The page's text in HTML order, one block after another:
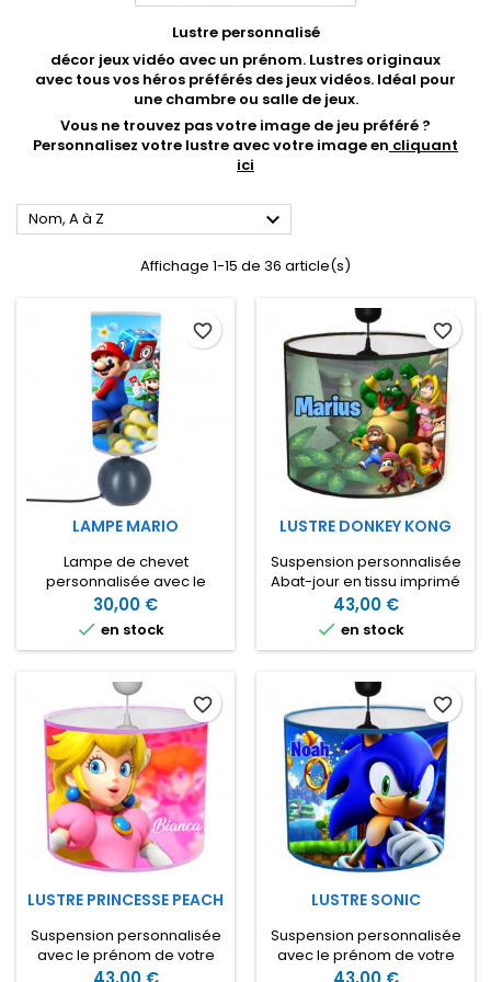
Lustre personnalisé
décor jeux vidéo avec un prénom. Lustres originaux
avec tous vos héros préférés des jeux vidéos. Idéal pour
une chambre ou salle de jeux.
Vous ne trouvez pas votre image de jeu préféré ?
Personnalisez votre lustre avec votre image en cliquant
ici
Nom, A à Z 
Affichage 1-15 de 36 article(s)
LAMPE MARIO
Lampe de chevet
personnalisée avec le
prénom de votre enfant.
Lampe de chevet en tissu
sur pied en grès pour
votre fils avec ses
personnages préférés
Choisissez le pied de
lampe de votre choix parmi
nos modèles disponibles
30,00 €
 en stock
favorite_border
LUSTRE DONKEY KONG
Suspension personnalisée
Abat-jour en tissu imprimé
sur le thème de Donkey
Kong , les héros préférés
de votre fils Idéal pour
pouvez personnaliser la
suspension avec un
prénom ou laisser
uniquement les dessins.
43,00 €
 en stock
favorite_border
LUSTRE PRINCESSE PEACH
Suspension personnalisée
avec le prénom de votre
fille sur le thème Princesse
favorite_border
LUSTRE SONIC
Suspension personnalisée
avec le prénom de votre
enfant. Lustre en tissu
favorite_border